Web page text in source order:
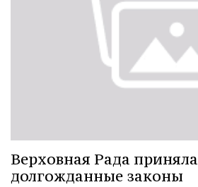
Верховная Рада приняла
долгожданные законы